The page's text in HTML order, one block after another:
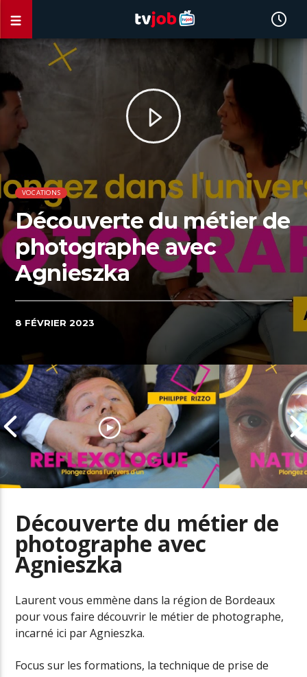
VOCATIONS
Découverte du métier de
photographe avec
Agnieszka
8 FÉVRIER 2023
Découverte du métier de
réflexologue
Découverte du métier de
photographe avec
Agnieszka
Laurent vous emmène dans la région de Bordeaux
pour vous faire découvrir le métier de photographe,
incarné ici par Agnieszka.
Focus sur les formations, la technique de prise de